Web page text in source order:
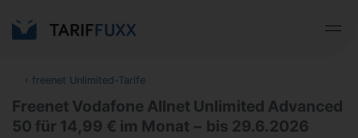
‹ freenet Unlimited-Tarife
Freenet Vodafone Allnet Unlimited Advanced
50 für 14,99 € im Monat − bis 29.6.2026